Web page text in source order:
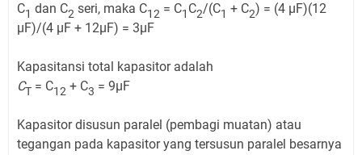
C1 dan C2 seri, maka C12 = C1 C2/(C1 + C2) = (4 µF)(12
µF)/(4 µF + 12µF) = 3µF
Kapasitansi total kapasitor adalah
CT = C12 + C3 = 9µF
Kapasitor disusun paralel (pembagi muatan) atau
tegangan pada kapasitor yang tersusun paralel besarnya